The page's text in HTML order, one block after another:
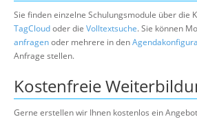
Sie finden einzelne Schulungsmodule über die
TagCloudoder die Volltextsuche. Sie können
anfragenoder mehrere in den
Anfrage stellen.
Kostenfreie
Gerne erstellen wir Ihnen kostenlos ein